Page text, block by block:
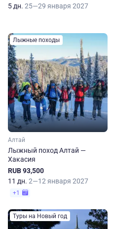
5 дн. 25—29 января 2027
Лыжные походы
Алтай
Лыжный поход Алтай —
Хакасия
RUB 93,500
11 дн. 2—12 января 2027
+1
Туры на Новый год